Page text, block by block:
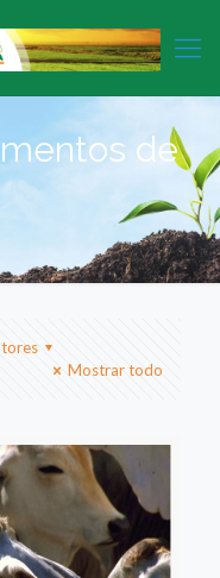
de
Mostrar todo